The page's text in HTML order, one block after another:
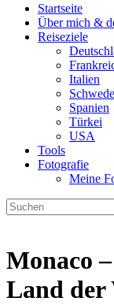
Startseite
Über mich &
Reiseziele
Italien
Spanien
Türkei
USA
Tools
Fotografie
Meine
Monaco
Land der